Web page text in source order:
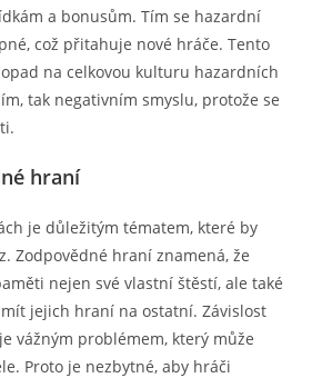
a bonusům. Tím se hazardní
což přitahuje nové hráče. Tento
na celkovou kulturu hazardních
tak negativním smyslu, protože se
hraní
je důležitým tématem, které by
Zodpovědné hraní znamená, že
nejen své vlastní štěstí, ale také
jejich hraní na ostatní. Závislost
vážným problémem, který může
Proto je nezbytné, aby hráči